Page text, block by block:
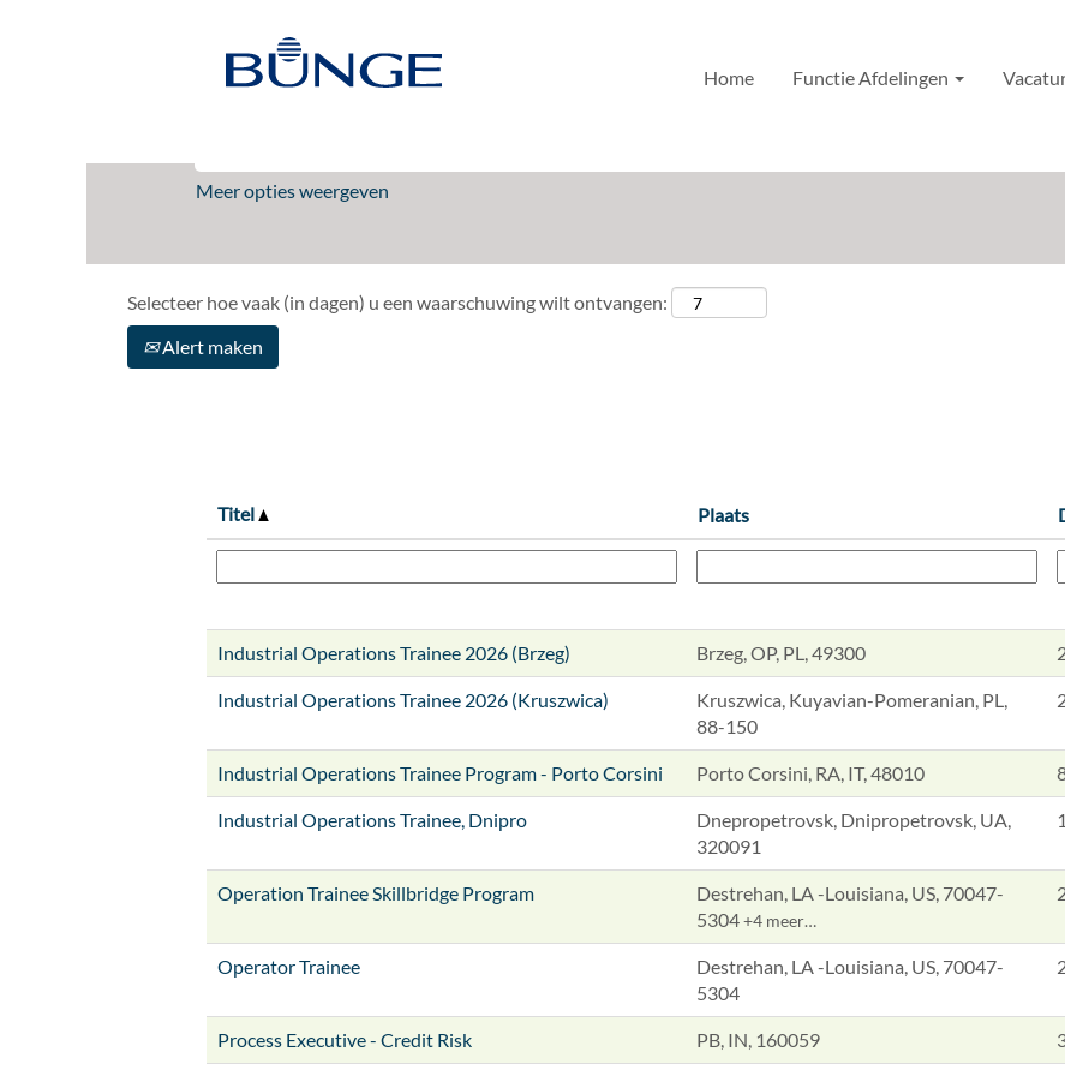
Home Functie Afdelingen
Zoekresultaten voor
Meer opties weergeven
Selecteer hoe vaak (in dagen) u een waarschuwing wilt ontvangen:
Alert maken
Titel Plaats
Industrial Operations Trainee 2026 (Brzeg) Brzeg, OP, PL, 49300
Industrial Operations Trainee 2026 (Kruszwica)
Kruszwica, Kuyavian-Pomeranian, PL,
88-150
Industrial Operations Trainee Program - Porto Corsini Porto Corsini, RA, IT, 48010
Industrial Operations Trainee, Dnipro
Dnepropetrovsk, Dnipropetrovsk, UA,
320091
Operation Trainee Skillbridge Program
Destrehan, LA -Louisiana, US, 70047-
5304+4 meer…
Operator Trainee
Destrehan, LA -Louisiana, US, 70047-
5304
Process Executive - Credit Risk PB, IN, 160059